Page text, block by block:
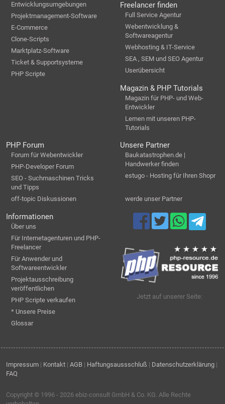
Entwicklungsumgebungen
Projektmanagement-Software
E-Commerce
Clone-Scripts
Marktplatz-Software
Ticket & Supportsysteme
PHP Scripte
Freelancer finden
Full Service Agentur
Webentwicklung &
Softwareagentur
Webhosting & IT-Service
SEA , SEM und SEO Agentur
Userübersicht
Magazin & PHP Tutorials
Magazin für PHP- und Web-
Entwickler
Lernen mit unseren PHP-
Tutorials
PHP Forum
Forum für Webentwickler
PHP-Developer Forum
SEO - Suchmaschinen Tricks
und Tipps
off-topic Diskussionen
Unsere Partner
Baukatastrophen.de |
Handwerker finden
estugo - Hosting für Ihren Shopr
werde unser Partner
Informationen
Über uns
Für Internetagenturen und PHP-
Freelancer
Für Anwender und
Softwareentwickler
Projektausschreibung
veröffentlichen
PHP Scripte verkaufen
* Unsere Preise
Glossar
Jetzt auf unserer Seite:
Impressum | Kontakt | AGB | Haftungsaussschluß | Datenschutzerklärung |
FAQ
Copyright © 1996 - 2026 ebiz-consult GmbH & Co. KG. Alle Rechte